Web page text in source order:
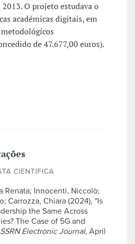
O projeto estudava o
académicas digitais, em
de 47.677,00 euros).
CIENTÍFICA
Renata; Innocenti, Niccolò;
Carrozza, Chiara (2024), "Is
the Same Across
The Case of 5G and
SSRN Electronic Journal, April